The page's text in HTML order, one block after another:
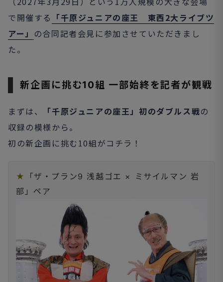
で開催する 「千原ジュニアの座王 東西2大ライブツ
アー」 の合同記者会見に参加させていただきまし
た。
新企画に挑む10組 一部始終を記者が観戦
まずは、 「千原ジュニアの座王」初のダブルス戦の
収録の模様から。
初の新企画に挑む10組がコチラ！
★
「ザ・プラン9 浅越ゴエ × ミサイルマン 岩
部」ペア